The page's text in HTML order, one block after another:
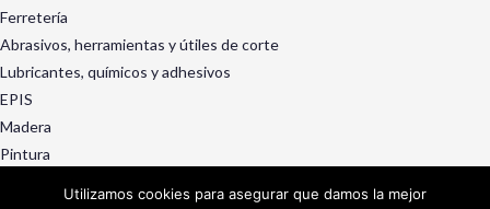
Ferretería
Abrasivos, herramientas y útiles de corte
Lubricantes, químicos y adhesivos
EPIS
Madera
Pintura
Utilizamos cookies para asegurar que damos la mejor